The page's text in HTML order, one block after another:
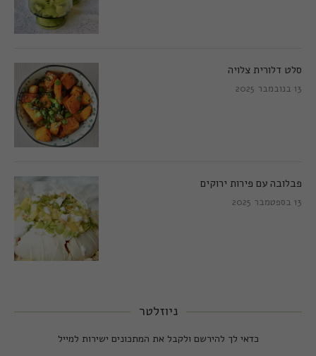
סלט דלורית צלויה
13 בנובמבר 2025
פבלובה עם פירות ירוקים
13 בספטמבר 2025
ניוזלטר
כדאי לך להירשם ולקבל את המתכונים ישירות למייל